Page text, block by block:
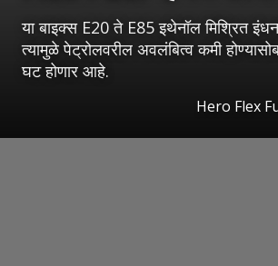
या बाइक्स E20 ते E85 इथेनॉल मिश्रित
त्यामुळे पेट्रोलवरील अवलंबित्व कमी
घट होणार आहे.
Hero Flex